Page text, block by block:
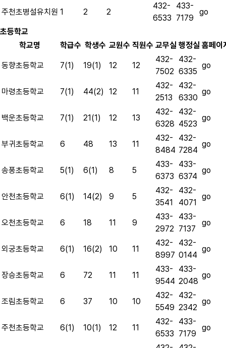
주천초병설유치원 1 2 2
432-
6533
433-
7179
go
초등학교
학교명
학급수 학생수 교원수 직원수 교무실 행정실 홈페이
동향초등학교 7(1) 19(1) 12 12
432-
7502
432-
6335
go
마령초등학교 7(1) 44(2) 12 11
432-
2513
432-
6330
go
백운초등학교 7(1) 21(1) 12 13
432-
6328
432-
4523
go
부귀초등학교 6 48 13 11
432-
8484
432-
7284
go
송풍초등학교 5(1) 6(1) 8 5
433-
6373
433-
6374
go
안천초등학교 6(1) 14(2) 9 5
432-
3541
432-
4071
go
오천초등학교 6 18 11 9
433-
2972
433-
7137
go
외궁초등학교 6(1) 16(2) 10 11
432-
8997
432-
0144
go
장승초등학교 6 72 11 11
433-
9544
433-
2048
go
조림초등학교 6 37 10 10
432-
5549
432-
2342
go
주천초등학교 6(1) 10(1) 12 11
432-
6533
433-
7179
go